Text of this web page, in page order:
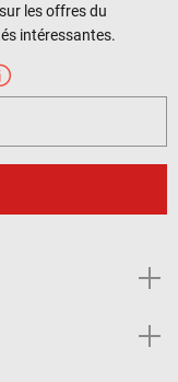
les offres du
intéressantes.